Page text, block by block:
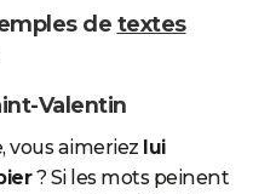
de textes
Valentin
vous aimeriez lui
? Si les mots peinent